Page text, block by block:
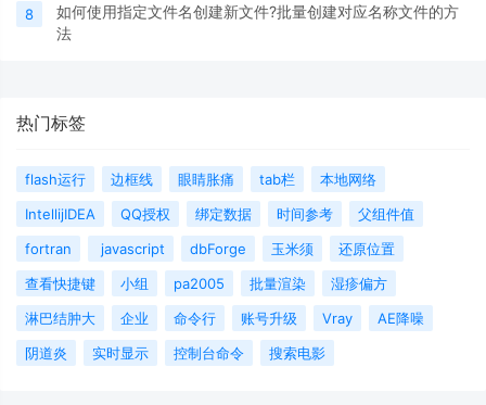
8
如何使用指定文件名创建新文件?批量创建对应名称文件的方
法
热门标签
flash运行 边框线 眼睛胀痛 tab栏
本地网络
IntellijIDEA
QQ授权 绑定数据 时间参考
父组件值
fortran
javascript dbForge 玉米须
还原位置
查看快捷键
小组 pa2005 批量渲染
湿疹偏方
淋巴结肿大
企业 命令行 账号升级 Vray
AE降噪
阴道炎
实时显示 控制台命令 搜索电影